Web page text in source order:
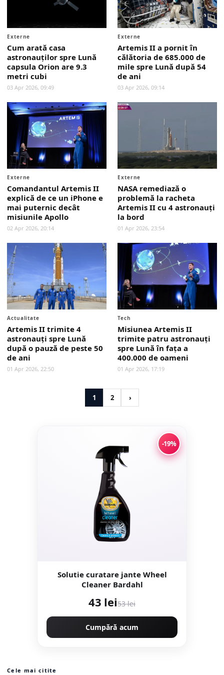
Externe
Cum arată casa
astronauților spre Lună
capsula Orion are 9.3
metri cubi
03 Apr 2026, 09:49
Externe
Artemis II a pornit în
călătoria de 685.000 de
mile spre Lună după 54
de ani
03 Apr 2026, 09:14
Externe
Comandantul Artemis II
explică de ce un iPhone e
mai puternic decât
misiunile Apollo
02 Apr 2026, 20:14
Externe
NASA remediază o
problemă la racheta
Artemis II cu 4 astronauți
la bord
01 Apr 2026, 23:54
Actualitate
Artemis II trimite 4
astronauți spre Lună
după o pauză de peste 50
de ani
01 Apr 2026, 22:50
Tech
Misiunea Artemis II
trimite patru astronauți
spre Lună în fața a
400.000 de oameni
01 Apr 2026, 17:19
1 2 ›
-19%
Solutie curatare jante Wheel
Cleaner Bardahl
43 lei53 lei
Cumpără acum
Cele mai citite